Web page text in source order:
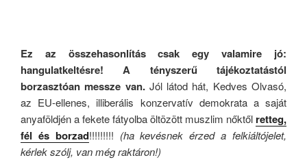
Ez az összehasonlítás csak egy valamire jó:
hangulatkeltésre! A tényszerű tájékoztatástól
borzasztóan messze van. Jól látod hát, Kedves Olvasó,
az EU-ellenes, illiberális konzervatív demokrata a saját
anyaföldjén a fekete fátyolba öltözött muszlim nőktől retteg,
fél és borzad!!!!!!!!! (ha kevésnek érzed a felkiáltójelet,
kérlek szólj, van még raktáron!)